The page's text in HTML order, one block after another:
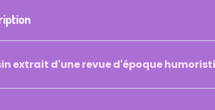
extrait d'une revue d'époque